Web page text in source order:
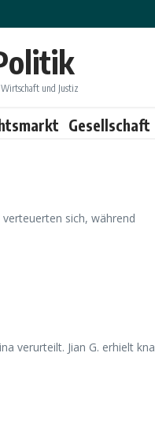
und Justiz
Gesellschaft
sich, während
verurteilt. Jian G. erhielt